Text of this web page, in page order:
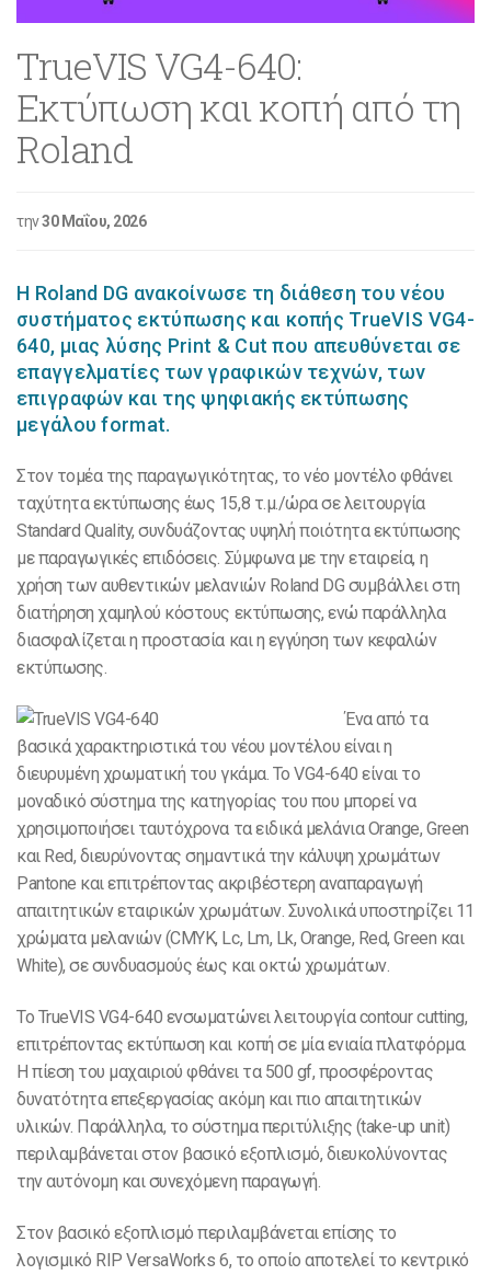
TrueVIS VG4-640:
Εκτύπωση και κοπή από τη
Roland
την30 Μαΐου, 2026
Η Roland DG ανακοίνωσε τη διάθεση του νέου
συστήματος εκτύπωσης και κοπής TrueVIS VG4-
640, μιας λύσης Print & Cut που απευθύνεται σε
επαγγελματίες των γραφικών τεχνών, των
επιγραφών και της ψηφιακής εκτύπωσης
μεγάλου format.
Στον τομέα της παραγωγικότητας, το νέο μοντέλο φθάνει
ταχύτητα εκτύπωσης έως 15,8 τ.μ./ώρα σε λειτουργία
Standard Quality, συνδυάζοντας υψηλή ποιότητα εκτύπωσης
με παραγωγικές επιδόσεις. Σύμφωνα με την εταιρεία, η
χρήση των αυθεντικών μελανιών Roland DG συμβάλλει στη
διατήρηση χαμηλού κόστους εκτύπωσης, ενώ παράλληλα
διασφαλίζεται η προστασία και η εγγύηση των κεφαλών
εκτύπωσης.
Ένα από τα
βασικά χαρακτηριστικά του νέου μοντέλου είναι η
διευρυμένη χρωματική του γκάμα. Το VG4-640 είναι το
μοναδικό σύστημα της κατηγορίας του που μπορεί να
χρησιμοποιήσει ταυτόχρονα τα ειδικά μελάνια Orange, Green
και Red, διευρύνοντας σημαντικά την κάλυψη χρωμάτων
Pantone και επιτρέποντας ακριβέστερη αναπαραγωγή
απαιτητικών εταιρικών χρωμάτων. Συνολικά υποστηρίζει 11
χρώματα μελανιών (CMYK, Lc, Lm, Lk, Orange, Red, Green και
White), σε συνδυασμούς έως και οκτώ χρωμάτων.
Το TrueVIS VG4-640 ενσωματώνει λειτουργία contour cutting,
επιτρέποντας εκτύπωση και κοπή σε μία ενιαία πλατφόρμα.
Η πίεση του μαχαιριού φθάνει τα 500 gf, προσφέροντας
δυνατότητα επεξεργασίας ακόμη και πιο απαιτητικών
υλικών. Παράλληλα, το σύστημα περιτύλιξης (take-up unit)
περιλαμβάνεται στον βασικό εξοπλισμό, διευκολύνοντας
την αυτόνομη και συνεχόμενη παραγωγή.
Στον βασικό εξοπλισμό περιλαμβάνεται επίσης το
λογισμικό RIP VersaWorks 6, το οποίο αποτελεί το κεντρικό